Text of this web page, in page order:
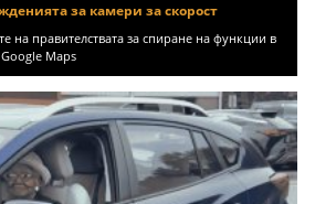
за камери за скорост
на правителствата за спиране на функции в
Maps